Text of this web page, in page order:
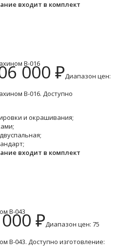
входит в комплект
B-016
000 ₽Диапазон цен:
B-016. Доступно
и окрашивания;
входит в комплект
B-043 ₽Диапазон цен: 75
B-043. Доступно изготовление: